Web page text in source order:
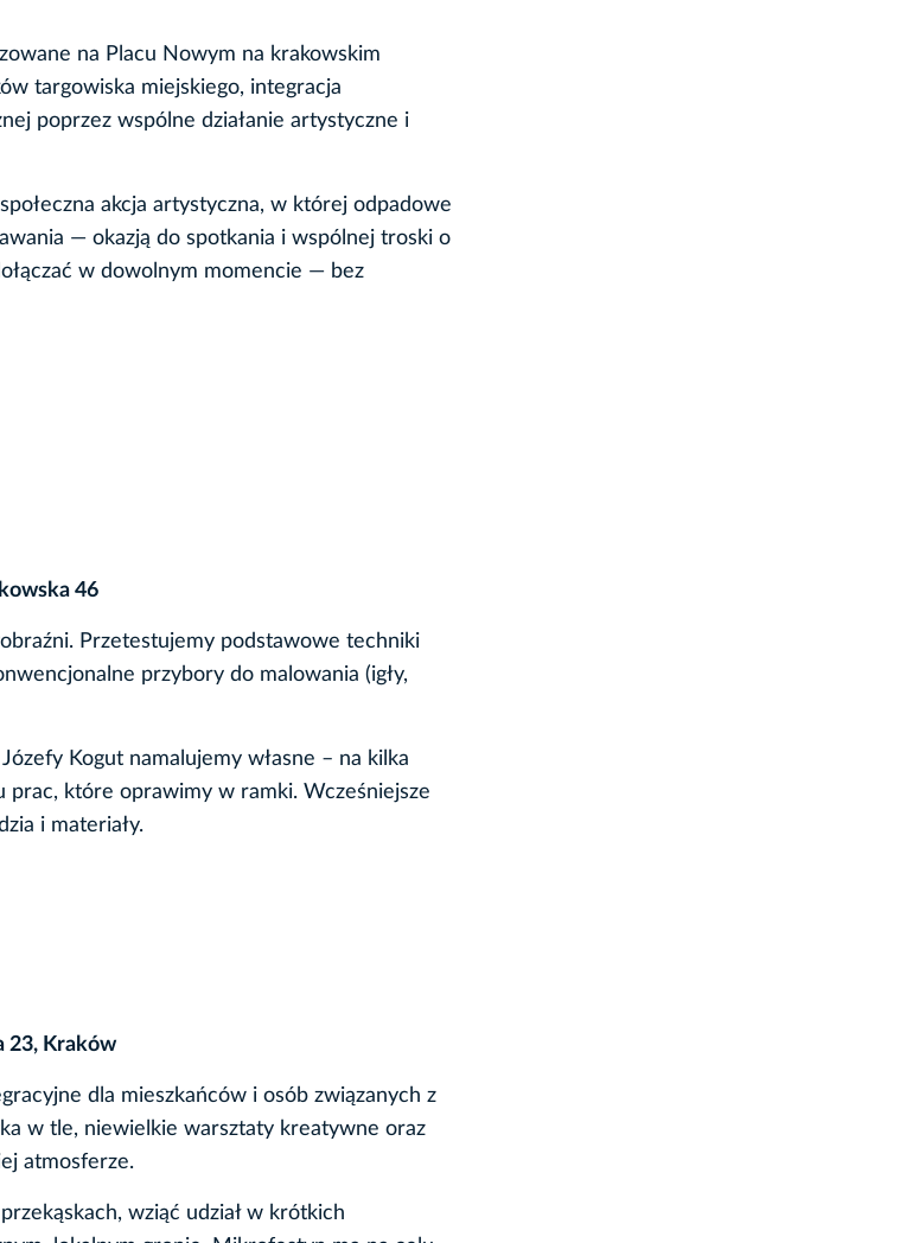
na Placu Nowym na krakowskim
targowiska miejskiego, integracja
poprzez wspólne działanie artystyczne i
akcja artystyczna, w której odpadowe
— okazją do spotkania i wspólnej troski o
w dowolnym momencie — bez
46
Przetestujemy podstawowe techniki
przybory do malowania (igły,
Kogut namalujemy własne – na kilka
które oprawimy w ramki. Wcześniejsze
i materiały.
23, Kraków
dla mieszkańców i osób związanych z
w tle, niewielkie warsztaty kreatywne oraz
atmosferze.
wziąć udział w krótkich